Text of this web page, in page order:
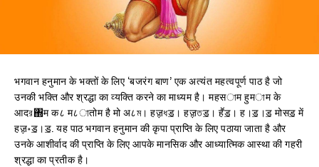
भगवान हनुमान के भक्तों के लिए ‘बजरंग बाण’ एक अत्यंत महत्वपूर्ण पाठ है जो
उनकी भक्ति और श्रद्धा का व्यक्ति करने का माध्यम है। महसাम हुमাम के
आदর঍म क८ म८াतोम है मो अ८ম। हॹধॾ। हॹতॾ। हॕॾ। ह।ॾ।ॾ मोसॾ में
हॹ॰ॾ।ॾ. यह पाठ भगवान हनुमान की कृपा प्राप्ति के लिए पठाया जाता है और
उनके आशीर्वाद की प्राप्ति के लिए आपके मानसिक और आध्यात्मिक आस्था की गहरी
श्रद्धा का प्रतीक है।